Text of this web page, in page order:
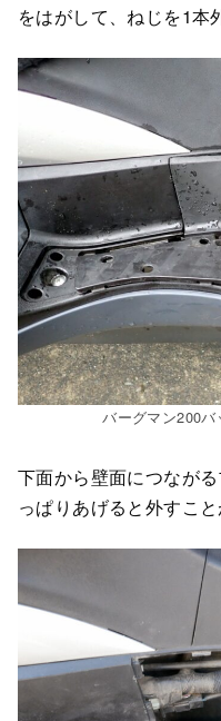
をはがして、ねじを1本
バーグマン200
下面から壁面につなが
っぱりあげると外すこと